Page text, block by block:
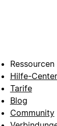
Ressourcen
Hilfe-Center
Tarife
Blog
Community